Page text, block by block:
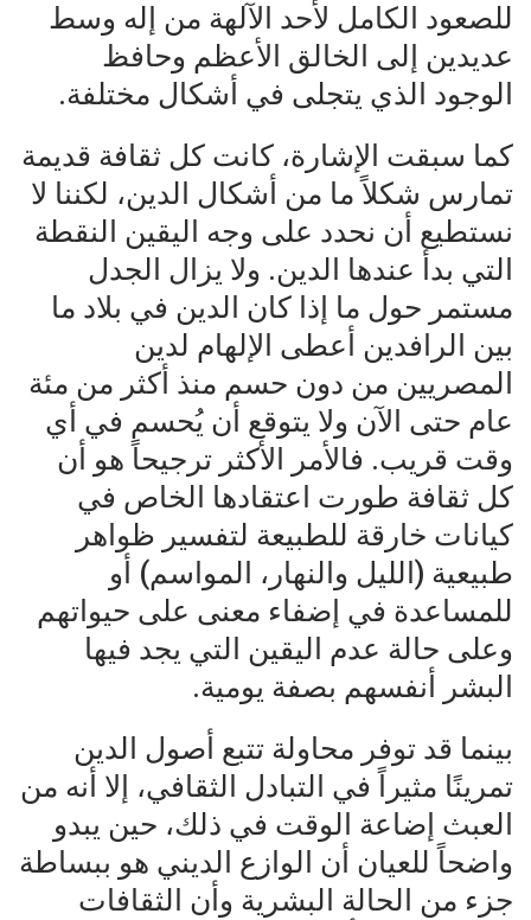
للصعود الكامل لأحد الآلهة من إله وسط
عديدين إلى الخالق الأعظم وحافظ
الوجود الذي يتجلى في أشكال مختلفة.
كما سبقت الإشارة، كانت كل ثقافة قديمة
تمارس شكلاً ما من أشكال الدين، لكننا لا
نستطيع أن نحدد على وجه اليقين النقطة
التي بدأ عندها الدين. ولا يزال الجدل
مستمر حول ما إذا كان الدين في بلاد ما
بين الرافدين أعطى الإلهام لدين
المصريين من دون حسم منذ أكثر من مئة
عام حتى الآن ولا يتوقع أن يُحسم في أي
وقت قريب. فالأمر الأكثر ترجيحاً هو أن
كل ثقافة طورت اعتقادها الخاص في
كيانات خارقة للطبيعة لتفسير ظواهر
طبيعية (الليل والنهار، المواسم) أو
للمساعدة في إضفاء معنى على حيواتهم
وعلى حالة عدم اليقين التي يجد فيها
البشر أنفسهم بصفة يومية.
بينما قد توفر محاولة تتبع أصول الدين
تمرينًا مثيراً في التبادل الثقافي، إلا أنه من
العبث إضاعة الوقت في ذلك، حين يبدو
واضحاً للعيان أن الوازع الديني هو ببساطة
جزء من الحالة البشرية وأن الثقافات